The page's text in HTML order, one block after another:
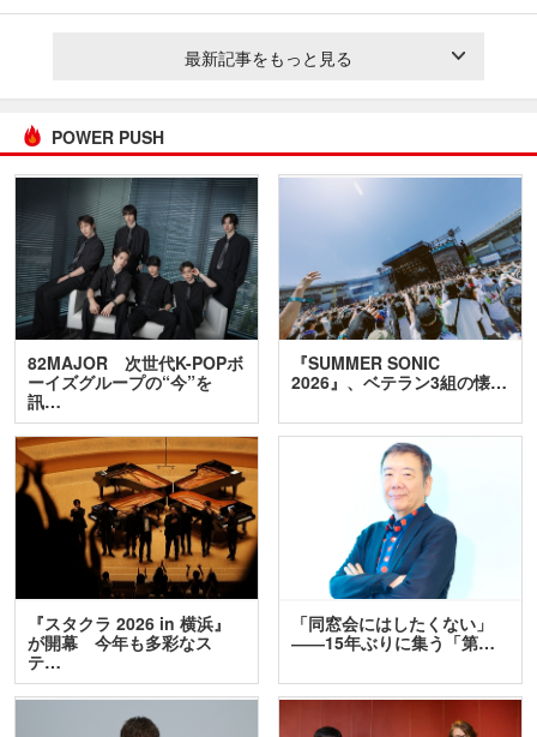
最新記事をもっと見る
POWER PUSH
82MAJOR 次世代K-POPボ
ーイズグループの“今”を
訊…
『SUMMER SONIC
2026』、ベテラン3組の懐…
『スタクラ 2026 in 横浜』
が開幕 今年も多彩なス
テ…
「同窓会にはしたくない」
――15年ぶりに集う「第…